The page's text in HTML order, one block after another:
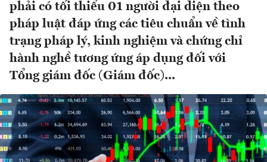
phải có tối thiểu 01 người đại diện theo
pháp luật đáp ứng các tiêu chuẩn về tình
trạng pháp lý, kinh nghiệm và chứng chỉ
hành nghề tương ứng áp dụng đối với
Tổng giám đốc (Giám đốc)...